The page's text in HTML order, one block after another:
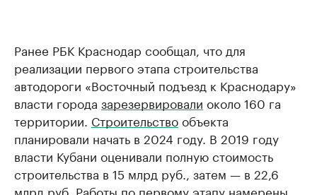
Ранее РБК Краснодар сообщал, что для
реализации первого этапа строительства
автодороги «Восточный подъезд к Краснодару»
власти города зарезервировали около 160 га
территории. Строительствообъекта
планировали начать в 2024 году. В 2019 году
власти Кубани оценивали полную стоимость
строительства в 15 млрд руб., затем — в 22,6
млрд руб. Работы по первому этапу намерены